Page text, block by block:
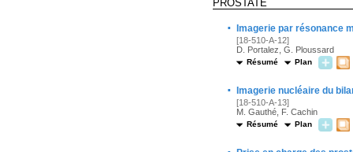
PROSTATE
· Imagerie par résonance
[18-510-A-12]
D. Portalez, G. Ploussard
Résumé Plan
· Imagerie nucléaire du
[18-510-A-13]
M. Gauthé, F. Cachin
Résumé Plan